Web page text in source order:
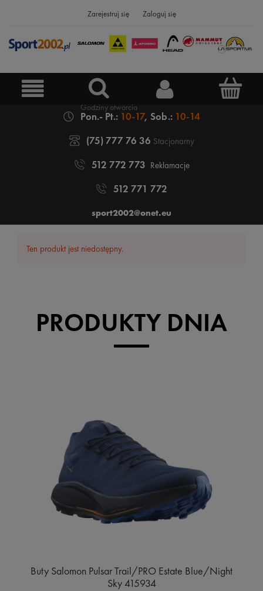
Zarejestruj się Zaloguj się
Pon.- Pt.: 10-17, Sob.: 10-14
(75) 777 76 36 Stacjonarny
512 772 773 Reklamacje
512 771 772
sport2002@onet.eu
Ten produkt jest niedostępny.
PRODUKTY DNIA
Buty Salomon Pulsar Trail/PRO Estate Blue/Night
Sky 415934